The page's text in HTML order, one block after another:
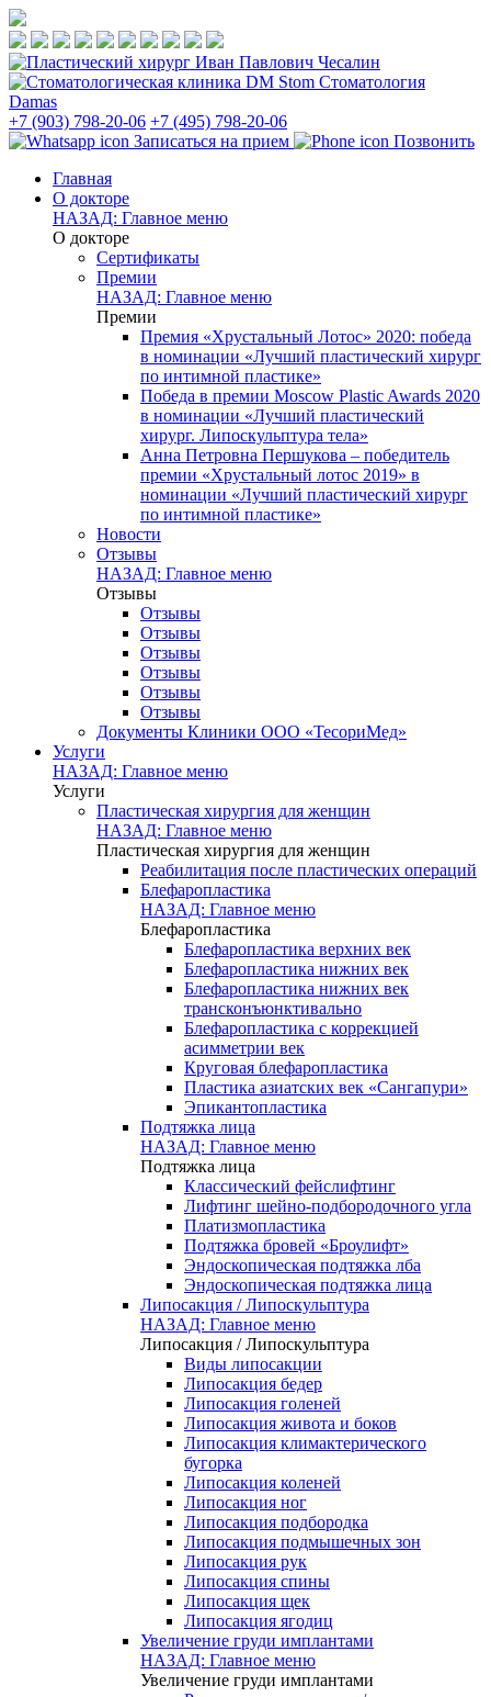
Стоматология
Damas
+7 (903) 798-20-06 +7 (495) 798-20-06
Записаться на прием
Позвонить
Главная
О докторе
НАЗАД: Главное меню
О докторе
Сертификаты
Премии
НАЗАД: Главное меню
Премии
Премия «Хрустальный Лотос» 2020: победа
в номинации «Лучший пластический хирург
по интимной пластике»
Победа в премии Moscow Plastic Awards 2020
в номинации «Лучший пластический
хирург. Липоскульптура тела»
Анна Петровна Першукова – победитель
премии «Хрустальный лотос 2019» в
номинации «Лучший пластический хирург
по интимной пластике»
Новости
Отзывы
НАЗАД: Главное меню
Отзывы
Отзывы
Отзывы
Отзывы
Отзывы
Отзывы
Отзывы
Документы Клиники ООО «ТесориМед»
Услуги
НАЗАД: Главное меню
Услуги
Пластическая хирургия для женщин
НАЗАД: Главное меню
Пластическая хирургия для женщин
Реабилитация после пластических операций
Блефаропластика
НАЗАД: Главное меню
Блефаропластика
Блефаропластика верхних век
Блефаропластика нижних век
Блефаропластика нижних век
трансконъюнктивально
Блефаропластика с коррекцией
асимметрии век
Круговая блефаропластика
Пластика азиатских век «Сангапури»
Эпикантопластика
Подтяжка лица
НАЗАД: Главное меню
Подтяжка лица
Классический фейслифтинг
Лифтинг шейно-подбородочного угла
Платизмопластика
Подтяжка бровей «Броулифт»
Эндоскопическая подтяжка лба
Эндоскопическая подтяжка лица
Липосакция / Липоскульптура
НАЗАД: Главное меню
Липосакция / Липоскульптура
Виды липосакции
Липосакция бедер
Липосакция голеней
Липосакция живота и боков
Липосакция климактерического
бугорка
Липосакция коленей
Липосакция ног
Липосакция подбородка
Липосакция подмышечных зон
Липосакция рук
Липосакция спины
Липосакция щек
Липосакция ягодиц
Увеличение груди имплантами
НАЗАД: Главное меню
Увеличение груди имплантами